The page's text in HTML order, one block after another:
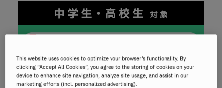
This website uses cookies to optimize your browser’s functionality. By
clicking “Accept All Cookies”, you agree to the storing of cookies on your
device to enhance site navigation, analyze site usage, and assist in our
marketing efforts (incl. personalized advertising).